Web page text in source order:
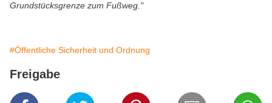
Grundstücksgrenze zum Fußweg."
#Öffentliche Sicherheit und Ordnung
Freigabe